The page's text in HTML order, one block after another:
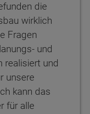
die
wirklich
Fragen
und
realisiert und
unsere
kann das
für alle